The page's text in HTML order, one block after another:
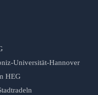
Universität-Hannover
HEG